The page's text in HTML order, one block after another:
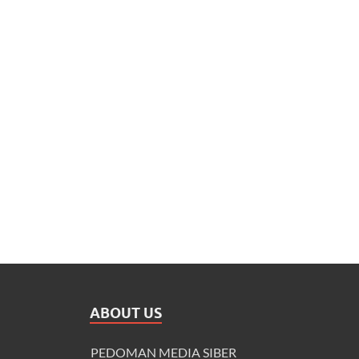
ABOUT US
PEDOMAN MEDIA SIBER